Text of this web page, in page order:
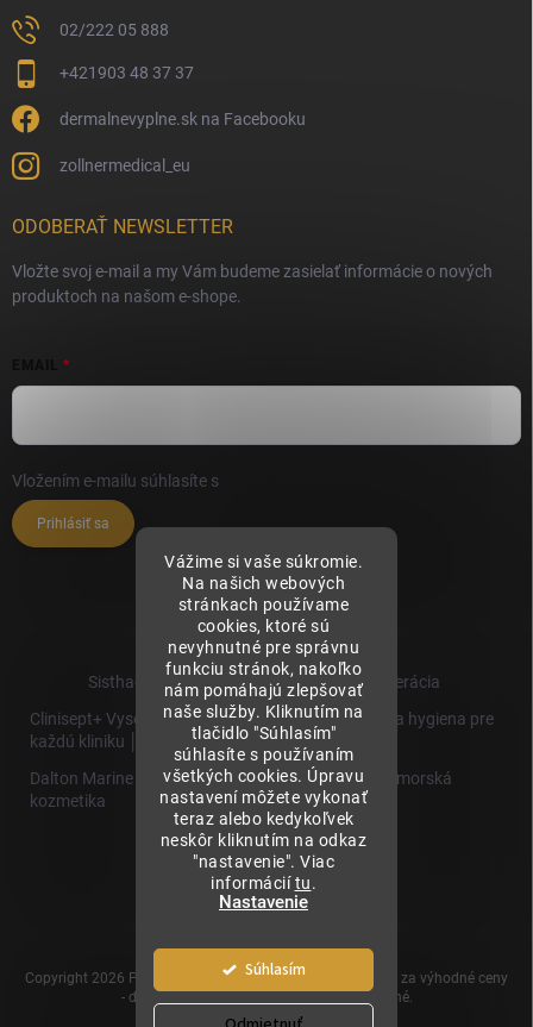
Vážime si vaše súkromie.
Na našich webových
stránkach používame
cookies, ktoré sú
nevyhnutné pre správnu
funkciu stránok, nakoľko
nám pomáhajú zlepšovať
naše služby. Kliknutím na
tlačidlo "Súhlasím"
súhlasíte s používaním
všetkých cookies. Úpravu
nastavení môžete vykonať
teraz alebo kedykoľvek
neskôr kliknutím na odkaz
"nastavenie". Viac
informáciítu.
Nastavenie
Súhlasím
02/222 05 888
+421903 48 37 37
dermalnevyplne.sk na Facebooku
zollnermedical_eu
ODOBERAŤ NEWSLETTER
Vložte svoj e-mail a my Vám budeme zasielať informácie o nových
produktoch na našom e-shope.
Vložením e-mailu súhlasíte s
Prihlásiť sa
Sisthaema.sk - Skutočná Dermálna Regenerácia
Clinisept+ Vysoko účinné čistenie a antimikrobiálna hygiena pre
každú kliniku │
Dalton Marine Cosmetics - Kvalitná profesionálna morská
kozmetika
Sisthaema
Hevo T
│Skutočná
Biorevitalizácia
Copyright 2026 Prémiové produkty pre estetickú medicínu za výhodné ceny
- dermalnevyplne.sk
. Všetky práva vyhradené.